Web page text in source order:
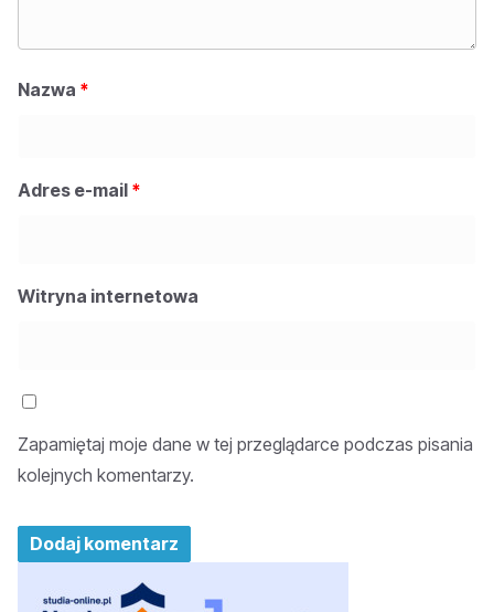
Nazwa *
Adres e-mail *
Witryna internetowa
Zapamiętaj moje dane w tej przeglądarce podczas pisania
kolejnych komentarzy.